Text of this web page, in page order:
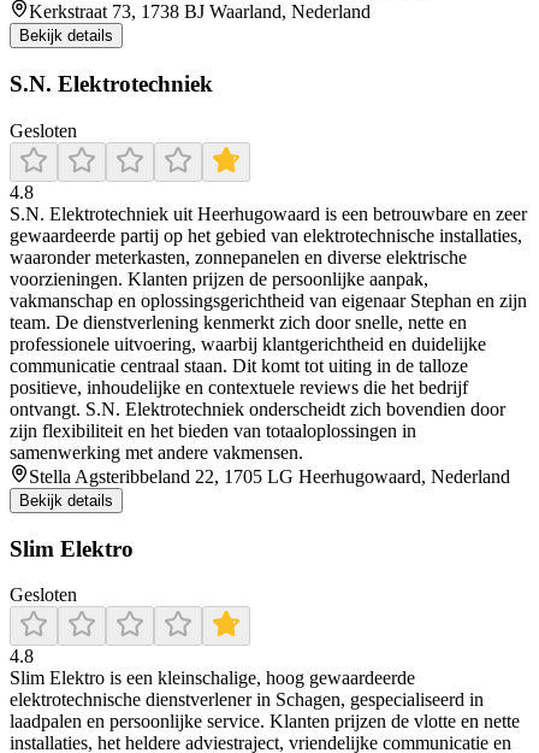
Kerkstraat 73, 1738 BJ Waarland, Nederland
Bekijk details
S.N. Elektrotechniek
Gesloten
4.8
S.N. Elektrotechniek uit Heerhugowaard is een betrouwbare en zeer
gewaardeerde partij op het gebied van elektrotechnische installaties,
waaronder meterkasten, zonnepanelen en diverse elektrische
voorzieningen. Klanten prijzen de persoonlijke aanpak,
vakmanschap en oplossingsgerichtheid van eigenaar Stephan en zijn
team. De dienstverlening kenmerkt zich door snelle, nette en
professionele uitvoering, waarbij klantgerichtheid en duidelijke
communicatie centraal staan. Dit komt tot uiting in de talloze
positieve, inhoudelijke en contextuele reviews die het bedrijf
ontvangt. S.N. Elektrotechniek onderscheidt zich bovendien door
zijn flexibiliteit en het bieden van totaaloplossingen in
samenwerking met andere vakmensen.
Stella Agsteribbeland 22, 1705 LG Heerhugowaard, Nederland
Bekijk details
Slim Elektro
Gesloten
4.8
Slim Elektro is een kleinschalige, hoog gewaardeerde
elektrotechnische dienstverlener in Schagen, gespecialiseerd in
laadpalen en persoonlijke service. Klanten prijzen de vlotte en nette
installaties, het heldere adviestraject, vriendelijke communicatie en